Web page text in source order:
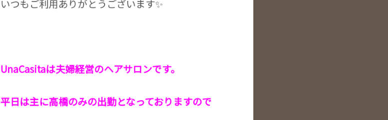
いつもご利用ありがとうございます✨
UnaCasitaは夫婦経営のヘアサロンです。
平日は主に高橋のみの出勤となっておりますので